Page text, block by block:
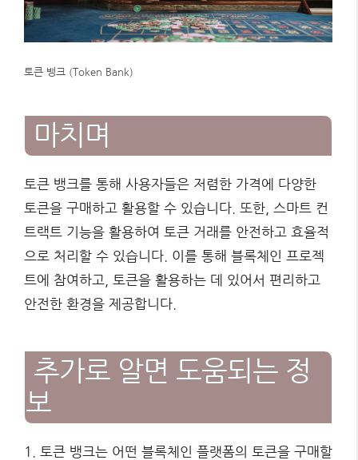
토큰 뱅크 (Token Bank)
마치며
토큰 뱅크를 통해 사용자들은 저렴한 가격에 다양한
토큰을 구매하고 활용할 수 있습니다. 또한, 스마트 컨
트랙트 기능을 활용하여 토큰 거래를 안전하고 효율적
으로 처리할 수 있습니다. 이를 통해 블록체인 프로젝
트에 참여하고, 토큰을 활용하는 데 있어서 편리하고
안전한 환경을 제공합니다.
추가로 알면 도움되는 정
보
1. 토큰 뱅크는 어떤 블록체인 플랫폼의 토큰을 구매할